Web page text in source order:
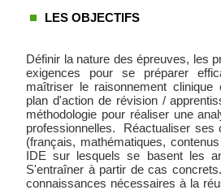
LES OBJECTIFS
Définir la nature des épreuves, les
exigences pour se préparer
maîtriser le raisonnement
plan d'action de révision /
méthodologie pour réaliser une
professionnelles. Réactualiser ses
(français, mathématiques,
IDE sur lesquels se basent les
S'entraîner à partir de cas
connaissances nécessaires à la